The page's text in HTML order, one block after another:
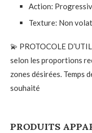
Action:
Texture: Non
💫 PROTOCOLE
selon les proportions
zones désirées. Temps
souhaité
PRODUITS